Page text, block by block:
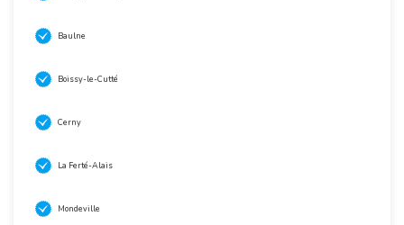
Baulne
Boissy-le-Cutté
Cerny
La Ferté-Alais
Mondeville